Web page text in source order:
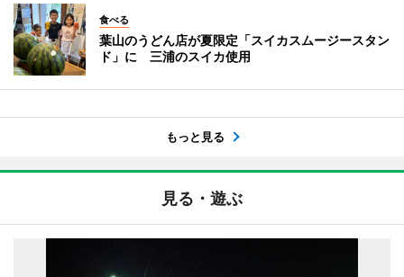
食べる
葉山のうどん店が夏限定「スイカスムージースタン
ド」に 三浦のスイカ使用
もっと見る
見る・遊ぶ